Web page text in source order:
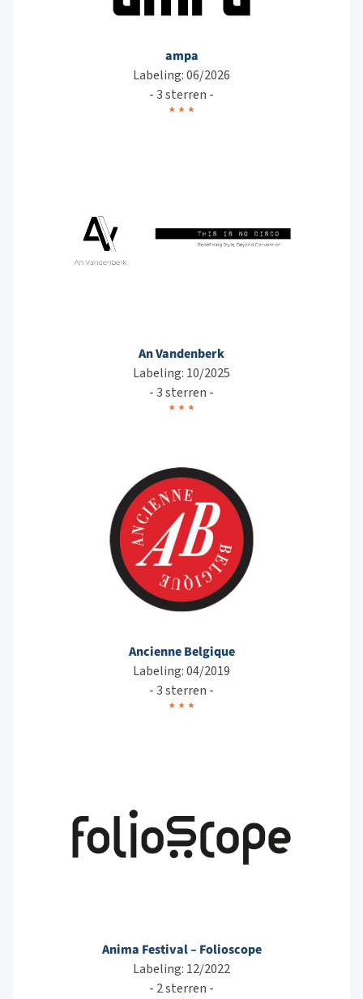
ampa
Labeling: 06/2026
- 3 sterren -
An Vandenberk
Labeling: 10/2025
- 3 sterren -
Ancienne Belgique
Labeling: 04/2019
- 3 sterren -
Anima Festival – Folioscope
Labeling: 12/2022
- 2 sterren -